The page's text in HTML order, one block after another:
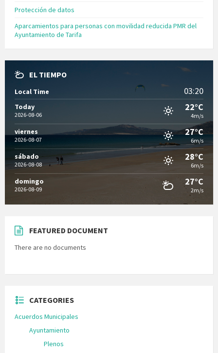
Protección de datos
Aparcamientos para personas con movilidad reducida PMR del
Ayuntamiento de Tarifa
EL TIEMPO
Local Time 03:20
Today
2026-08-06
22°C
4m/s
viernes
2026-08-07
27°C
6m/s
sábado
2026-08-08
28°C
6m/s
domingo
2026-08-09
27°C
2m/s
FEATURED DOCUMENT
There are no documents
CATEGORIES
Acuerdos Municipales
Ayuntamiento
Plenos